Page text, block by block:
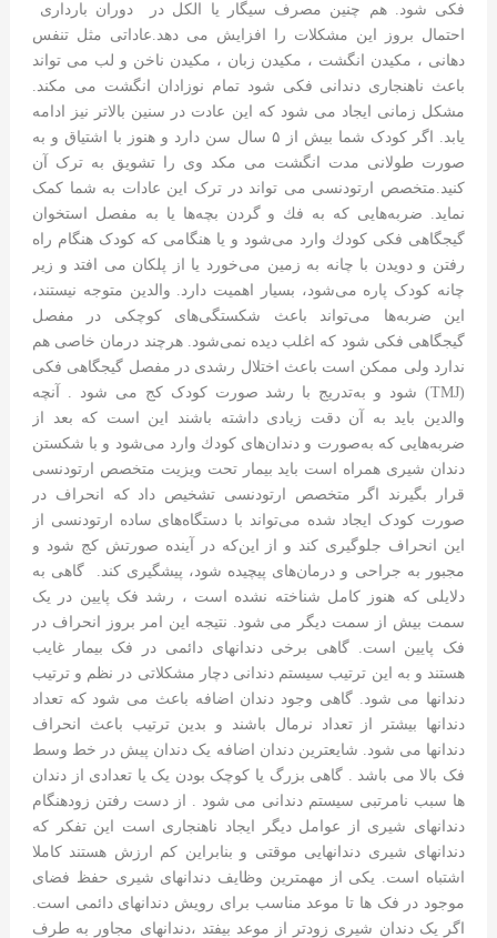
فکی شود. هم چنین مصرف سیگار یا الکل در دوران بارداری
احتمال بروز این مشکلات را افزایش می دهد.عاداتی مثل تنفس
دهانی ، مکیدن انگشت ، مکیدن زبان ، مکیدن ناخن و لب می تواند
باعث ناهنجاری دندانی فکی شود تمام نوزادان انگشت می مکند.
مشکل زمانی ایجاد می شود که این عادت در سنین بالاتر نیز ادامه
یابد. اگر کودک شما بیش از ۵ سال سن دارد و هنوز با اشتیاق و به
صورت طولانی مدت انگشت می مکد وی را تشویق به ترک آن
کنید.متخصص ارتودنسی می تواند در ترک این عادات به شما کمک
نماید. ضربه‌هایی كه به فك و گردن بچه‌ها یا به مفصل استخوان
گیجگاهی فكی كودك وارد می‌شود و یا هنگامی که کودک هنگام راه
رفتن و دویدن با چانه به زمین می‌خورد یا از پلکان می افتد و زیر
چانه کودک پاره می‌شود، بسیار اهمیت دارد. والدین متوجه نیستند،
این ضربه‌ها می‌تواند باعث شكستگی‌های كوچكی در مفصل
گیجگاهی فكی ‌شود كه اغلب دیده نمی‌شود. هرچند درمان خاصی هم
ندارد ولی ممكن است باعث اختلال رشدی در مفصل گیجگاهی فکی
(TMJ) شود و به‌تدریج با رشد صورت کودک کج می شود . آنچه
والدین باید به آن دقت زیادی داشته باشند این است كه بعد از
ضربه‌هایی كه به‌صورت و دندان‌های كودك وارد می‌شود و با شكستن
دندان شیری همراه است باید بیمار تحت ویزیت متخصص ارتودنسی
قرار بگیرند اگر متخصص ارتودنسی تشخیص داد كه انحراف در
صورت کودک ایجاد شده می‌تواند با دستگاه‌های ساده ارتودنسی از
این انحراف جلوگیری كند و از این‌كه در آینده صورتش كج شود و
مجبور به جراحی و درمان‌های پیچیده شود، پیشگیری كند. گاهی به
دلایلی که هنوز کامل شناخته نشده است ، رشد فک پایین در یک
سمت بیش از سمت دیگر می شود. نتیجه این امر بروز انحراف در
فک پایین است. گاهی برخی دندانهای دائمی در فک بیمار غایب
هستند و به این ترتیب سیستم دندانی دچار مشکلاتی در نظم و ترتیب
دندانها می شود. گاهی وجود دندان اضافه باعث می شود که تعداد
دندانها بیشتر از تعداد نرمال باشند و بدین ترتیب باعث انحراف
دندانها می شود. شایعترین دندان اضافه یک دندان پیش در خط وسط
فک بالا می باشد . گاهی بزرگ یا کوچک بودن یک یا تعدادی از دندان
ها سبب نامرتبی سیستم دندانی می شود . از دست رفتن زودهنگام
دندانهای شیری از عوامل دیگر ایجاد ناهنجاری است این تفکر که
دندانهای شیری دندانهایی موقتی و بنابراین کم ارزش هستند کاملا
اشتباه است. یکی از مهمترین وظایف دندانهای شیری حفظ فضای
موجود در فک ها تا موعد مناسب برای رویش دندانهای دائمی است.
اگر یک دندان شیری زودتر از موعد بیفتد ،دندانهای مجاور به طرف